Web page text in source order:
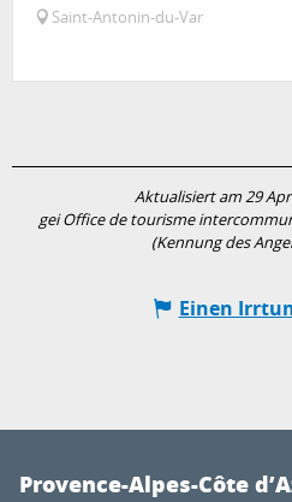
Saint-Antonin-du-Var
Aktualisiert am 29
gei Office de tourisme
(Kennung des
Einen
Provence-Alpes-Côte